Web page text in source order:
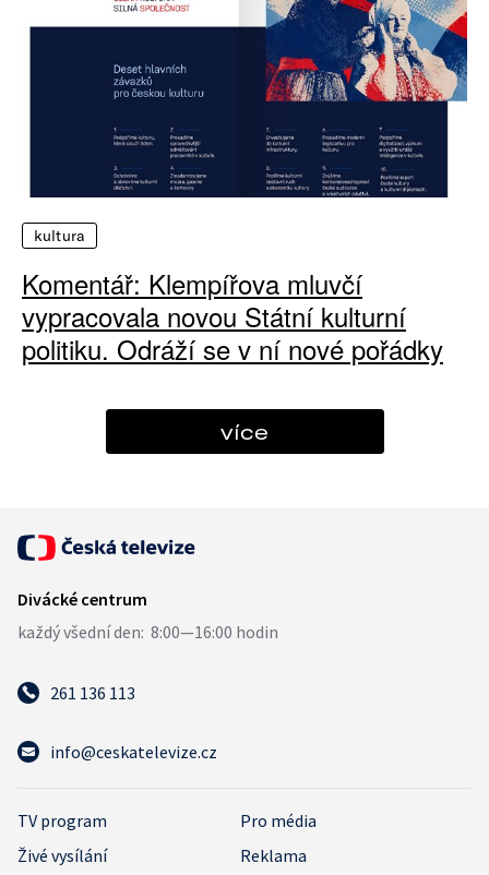
kultura
Komentář: Klempířova mluvčí
vypracovala novou Státní kulturní
politiku. Odráží se v ní nové pořádky
více
261 136 113
info@ceskatelevize.cz
TV program
Pro média
Živé vysílání
Reklama